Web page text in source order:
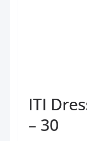
ITI
– 30